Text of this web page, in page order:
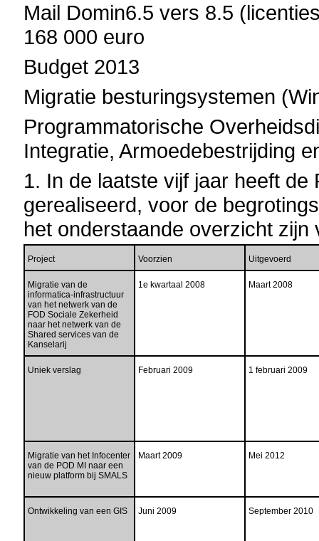
Mail Domin6.5 vers 8.5
168 000 euro
Budget 2013
Migratie besturingsystemen
Programmatorische
Integratie, Armoedebestrijding
1. In de laatste vijf jaar heeft
gerealiseerd, voor de
het onderstaande overzicht zijn
Project Voorzien Uitgevoerd
Migratie van de
informatica-infrastructuur
van het netwerk van de
FOD Sociale Zekerheid
naar het netwerk van de
Shared services van de
Kanselarij
1e kwartaal 2008 Maart 2008
Uniek verslag Februari 2009 1 februari 2009
Migratie van het Infocenter
van de POD MI naar een
nieuw platform bij SMALS
Maart 2009 Mei 2012
Ontwikkeling van een GIS Juni 2009 September 2010